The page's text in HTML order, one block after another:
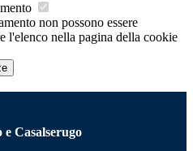
non possono essere
l'elenco nella pagina della cookie
Casalserugo